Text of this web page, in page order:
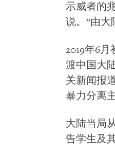
示威者的
说。“由
2019年6
渡中国大
关新闻报
暴力分离
大陆当局
告学生及